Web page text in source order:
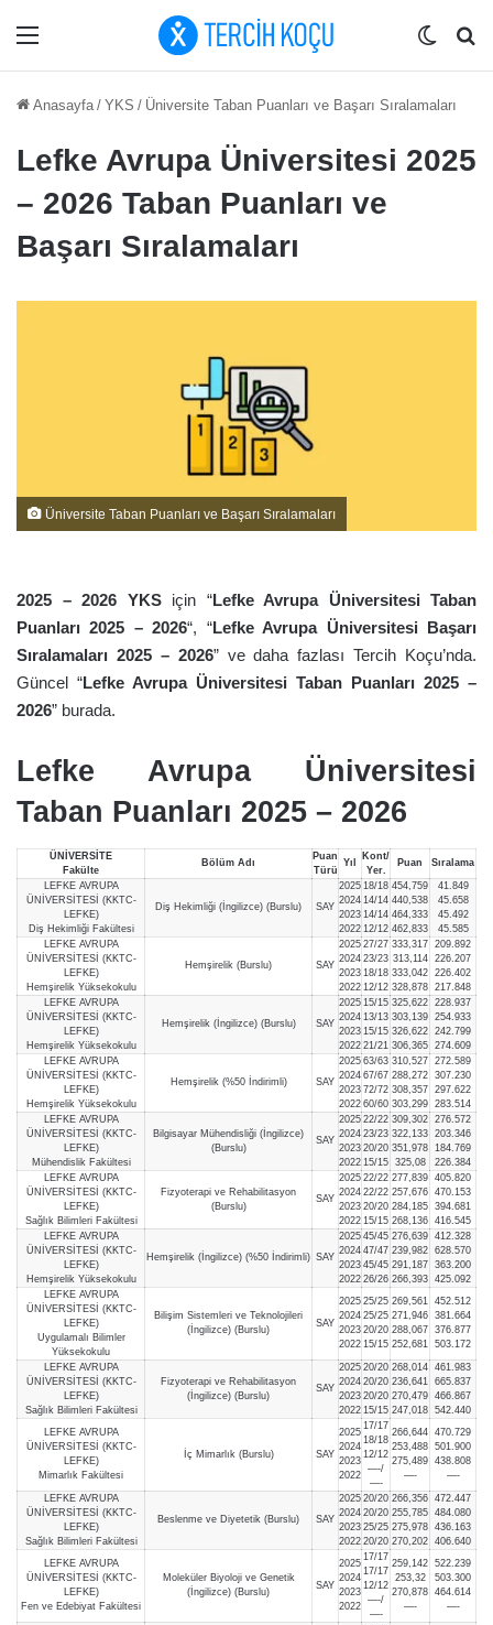
Menü Dış
Anasayfa / YKS / Üniversite Taban Puanları ve Başarı Sıralamaları
Lefke Avrupa Üniversitesi 2025
– 2026 Taban Puanları ve
Başarı Sıralamaları
Üniversite Taban Puanları ve Başarı Sıralamaları
2025 – 2026 YKSiçin “Lefke Avrupa Üniversitesi Taban
Puanları 2025 – 2026“, “Lefke Avrupa Üniversitesi Başarı
Sıralamaları 2025 – 2026” ve daha fazlası Tercih Koçu’nda.
Güncel “Lefke Avrupa Üniversitesi Taban Puanları 2025 –
2026” burada.
Lefke Avrupa Üniversitesi
Taban Puanları 2025 – 2026
ÜNİVERSİTE
Fakülte
Bölüm Adı
Puan
Türü
Yıl
Kont/
Yer.
Puan Sıralama
LEFKE AVRUPA
ÜNİVERSİTESİ (KKTC-
LEFKE)
Diş Hekimliği Fakültesi
Diş Hekimliği (İngilizce) (Burslu) SAY
2025
2024
2023
2022
18/18
14/14
14/14
12/12
454,759
440,538
464,333
462,833
41.849
45.658
45.492
45.585
LEFKE AVRUPA
ÜNİVERSİTESİ (KKTC-
LEFKE)
Hemşirelik Yüksekokulu
Hemşirelik (Burslu) SAY
2025
2024
2023
2022
27/27
23/23
18/18
12/12
333,317
313,114
333,042
328,878
209.892
226.207
226.402
217.848
LEFKE AVRUPA
ÜNİVERSİTESİ (KKTC-
LEFKE)
Hemşirelik Yüksekokulu
Hemşirelik (İngilizce) (Burslu) SAY
2025
2024
2023
2022
15/15
13/13
15/15
21/21
325,622
303,139
326,622
306,365
228.937
254.933
242.799
274.609
LEFKE AVRUPA
ÜNİVERSİTESİ (KKTC-
LEFKE)
Hemşirelik Yüksekokulu
Hemşirelik (%50 İndirimli) SAY
2025
2024
2023
2022
63/63
67/67
72/72
60/60
310,527
288,272
308,357
303,299
272.589
307.230
297.622
283.514
LEFKE AVRUPA
ÜNİVERSİTESİ (KKTC-
LEFKE)
Mühendislik Fakültesi
Bilgisayar Mühendisliği (İngilizce)
(Burslu)
SAY
2025
2024
2023
2022
22/22
23/23
20/20
15/15
309,302
322,133
351,978
325,08
276.572
203.346
184.769
226.384
LEFKE AVRUPA
ÜNİVERSİTESİ (KKTC-
LEFKE)
Sağlık Bilimleri Fakültesi
Fizyoterapi ve Rehabilitasyon
(Burslu)
SAY
2025
2024
2023
2022
22/22
22/22
20/20
15/15
277,839
257,676
284,185
268,136
405.820
470.153
394.681
416.545
LEFKE AVRUPA
ÜNİVERSİTESİ (KKTC-
LEFKE)
Hemşirelik Yüksekokulu
Hemşirelik (İngilizce) (%50 İndirimli) SAY
2025
2024
2023
2022
45/45
47/47
45/45
26/26
276,639
239,982
291,187
266,393
412.328
628.570
363.200
425.092
LEFKE AVRUPA
ÜNİVERSİTESİ (KKTC-
LEFKE)
Uygulamalı Bilimler
Yüksekokulu
Bilişim Sistemleri ve Teknolojileri
(İngilizce) (Burslu)
SAY
2025
2024
2023
2022
25/25
25/25
20/20
15/15
269,561
271,946
288,067
252,681
452.512
381.664
376.877
503.172
LEFKE AVRUPA
ÜNİVERSİTESİ (KKTC-
LEFKE)
Sağlık Bilimleri Fakültesi
Fizyoterapi ve Rehabilitasyon
(İngilizce) (Burslu)
SAY
2025
2024
2023
2022
20/20
20/20
20/20
15/15
268,014
236,641
270,479
247,018
461.983
665.837
466.867
542.440
LEFKE AVRUPA
ÜNİVERSİTESİ (KKTC-
LEFKE)
Mimarlık Fakültesi
İç Mimarlık (Burslu) SAY
2025
2024
2023
2022
17/17
18/18
12/12
—-/
—-
266,644
253,488
275,489
—-
470.729
501.900
438.808
—-
LEFKE AVRUPA
ÜNİVERSİTESİ (KKTC-
LEFKE)
Sağlık Bilimleri Fakültesi
Beslenme ve Diyetetik (Burslu) SAY
2025
2024
2023
2022
20/20
20/20
25/25
20/20
266,356
255,785
275,978
270,202
472.447
484.080
436.163
406.640
LEFKE AVRUPA
ÜNİVERSİTESİ (KKTC-
LEFKE)
Fen ve Edebiyat Fakültesi
Moleküler Biyoloji ve Genetik
(İngilizce) (Burslu)
SAY
2025
2024
2023
2022
17/17
17/17
12/12
—-/
—-
259,142
253,32
270,878
—-
522.239
503.300
464.614
—-